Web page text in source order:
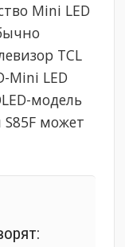
Mini LED
TCL
Mini LED
модель
может